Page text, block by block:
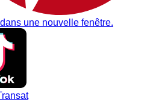
une nouvelle fenêtre.